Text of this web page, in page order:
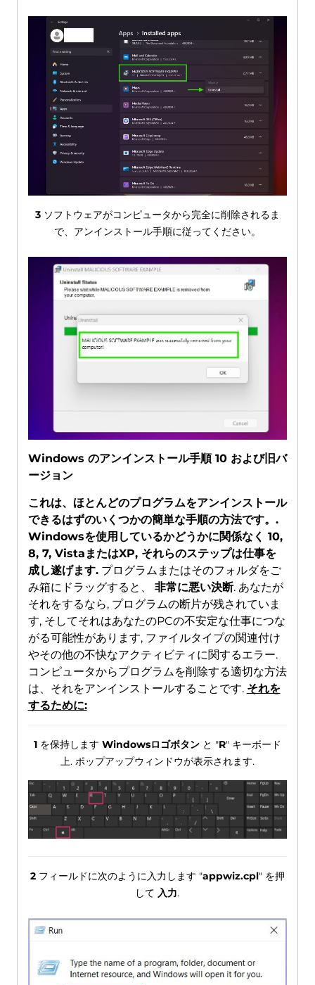
3ソフトウェアがコンピュータから完全に削除されるま
で、アンインストール手順に従ってください。
Windows のアンインストール手順 10 および旧バ
ージョン
これは、ほとんどのプログラムをアンインストール
できるはずのいくつかの簡単な手順の方法です。.
Windowsを使用しているかどうかに関係なく 10,
8, 7, VistaまたはXP, それらのステップは仕事を
成し遂げます.プログラムまたはそのフォルダをご
み箱にドラッグすると、 非常に悪い決断. あなたが
それをするなら, プログラムの断片が残されていま
す, そしてそれはあなたのPCの不安定な仕事につな
がる可能性があります, ファイルタイプの関連付け
やその他の不快なアクティビティに関するエラー.
コンピュータからプログラムを削除する適切な方法
は、それをアンインストールすることです. それを
するために:
1を保持します Windowsロゴボタンと "R" キーボード
上. ポップアップウィンドウが表示されます.
2フィールドに次のように入力します "appwiz.cpl" を押
して 入力.